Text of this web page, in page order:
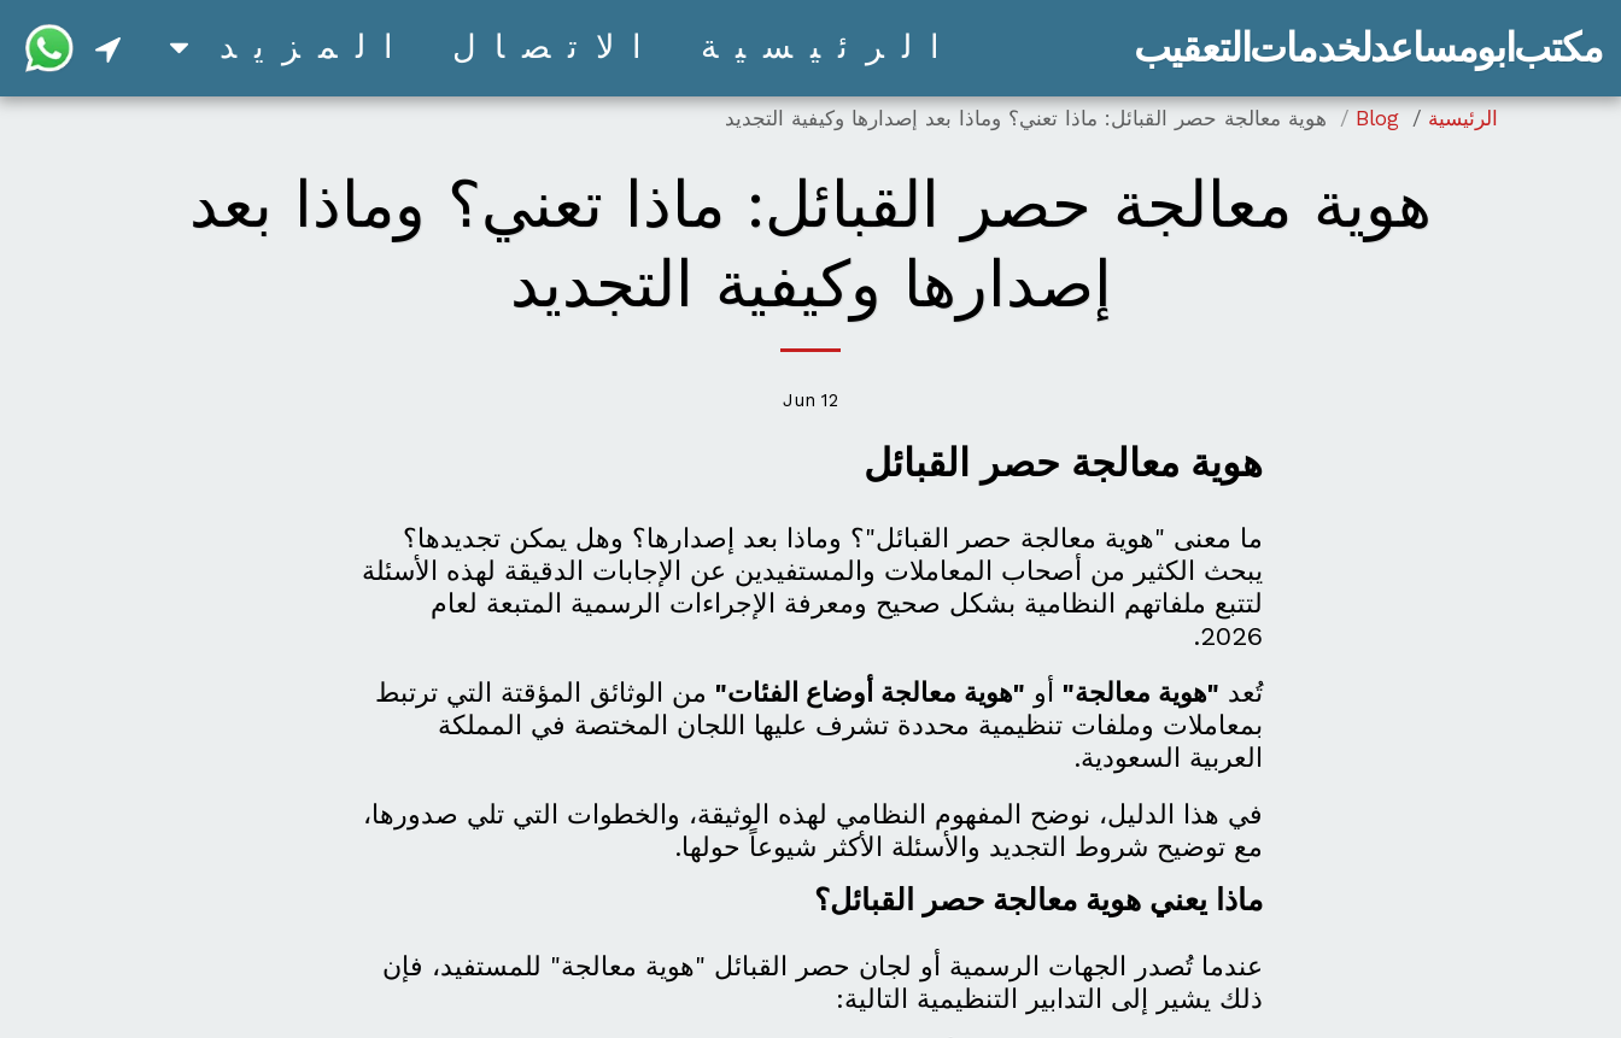
مكتب ابو مساعد لخدمات التعقيب الرئيسية الاتصال المزيد
الرئيسية Blog هوية معالجة حصر القبائل: ماذا تعني؟ وماذا بعد إصدارها وكيفية التجديد
هوية معالجة حصر القبائل: ماذا تعني؟ وماذا بعد
إصدارها وكيفية التجديد
12
Jun
هوية معالجة حصر القبائل
ما معنى "هوية معالجة حصر القبائل"؟ وماذا بعد إصدارها؟ وهل يمكن تجديدها؟
يبحث الكثير من أصحاب المعاملات والمستفيدين عن الإجابات الدقيقة لهذه الأسئلة
لتتبع ملفاتهم النظامية بشكل صحيح ومعرفة الإجراءات الرسمية المتبعة لعام
2026.
تُعد "هوية معالجة" أو "هوية معالجة أوضاع الفئات" من الوثائق المؤقتة التي ترتبط
بمعاملات وملفات تنظيمية محددة تشرف عليها اللجان المختصة في المملكة
العربية السعودية.
في هذا الدليل، نوضح المفهوم النظامي لهذه الوثيقة، والخطوات التي تلي صدورها،
مع توضيح شروط التجديد والأسئلة الأكثر شيوعاً حولها.
ماذا يعني هوية معالجة حصر القبائل؟
عندما تُصدر الجهات الرسمية أو لجان حصر القبائل "هوية معالجة" للمستفيد، فإن
ذلك يشير إلى التدابير التنظيمية التالية: